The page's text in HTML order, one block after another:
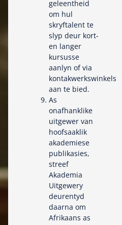
geleentheid
om hul
skryftalent te
slyp deur kort-
en langer
kursusse
aanlyn of via
kontakwerkswinkels
aan te bied.
As
onafhanklike
uitgewer van
hoofsaaklik
akademiese
publikasies,
streef
Akademia
Uitgewery
deurentyd
daarna om
Afrikaans as